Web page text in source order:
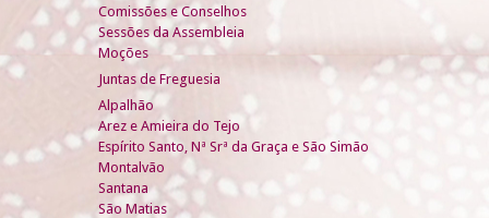
Comissões e Conselhos
Sessões da Assembleia
Moções
Juntas de Freguesia
Alpalhão
Arez e Amieira do Tejo
Espírito Santo, Nª Srª da Graça e São Simão
Montalvão
Santana
São Matias